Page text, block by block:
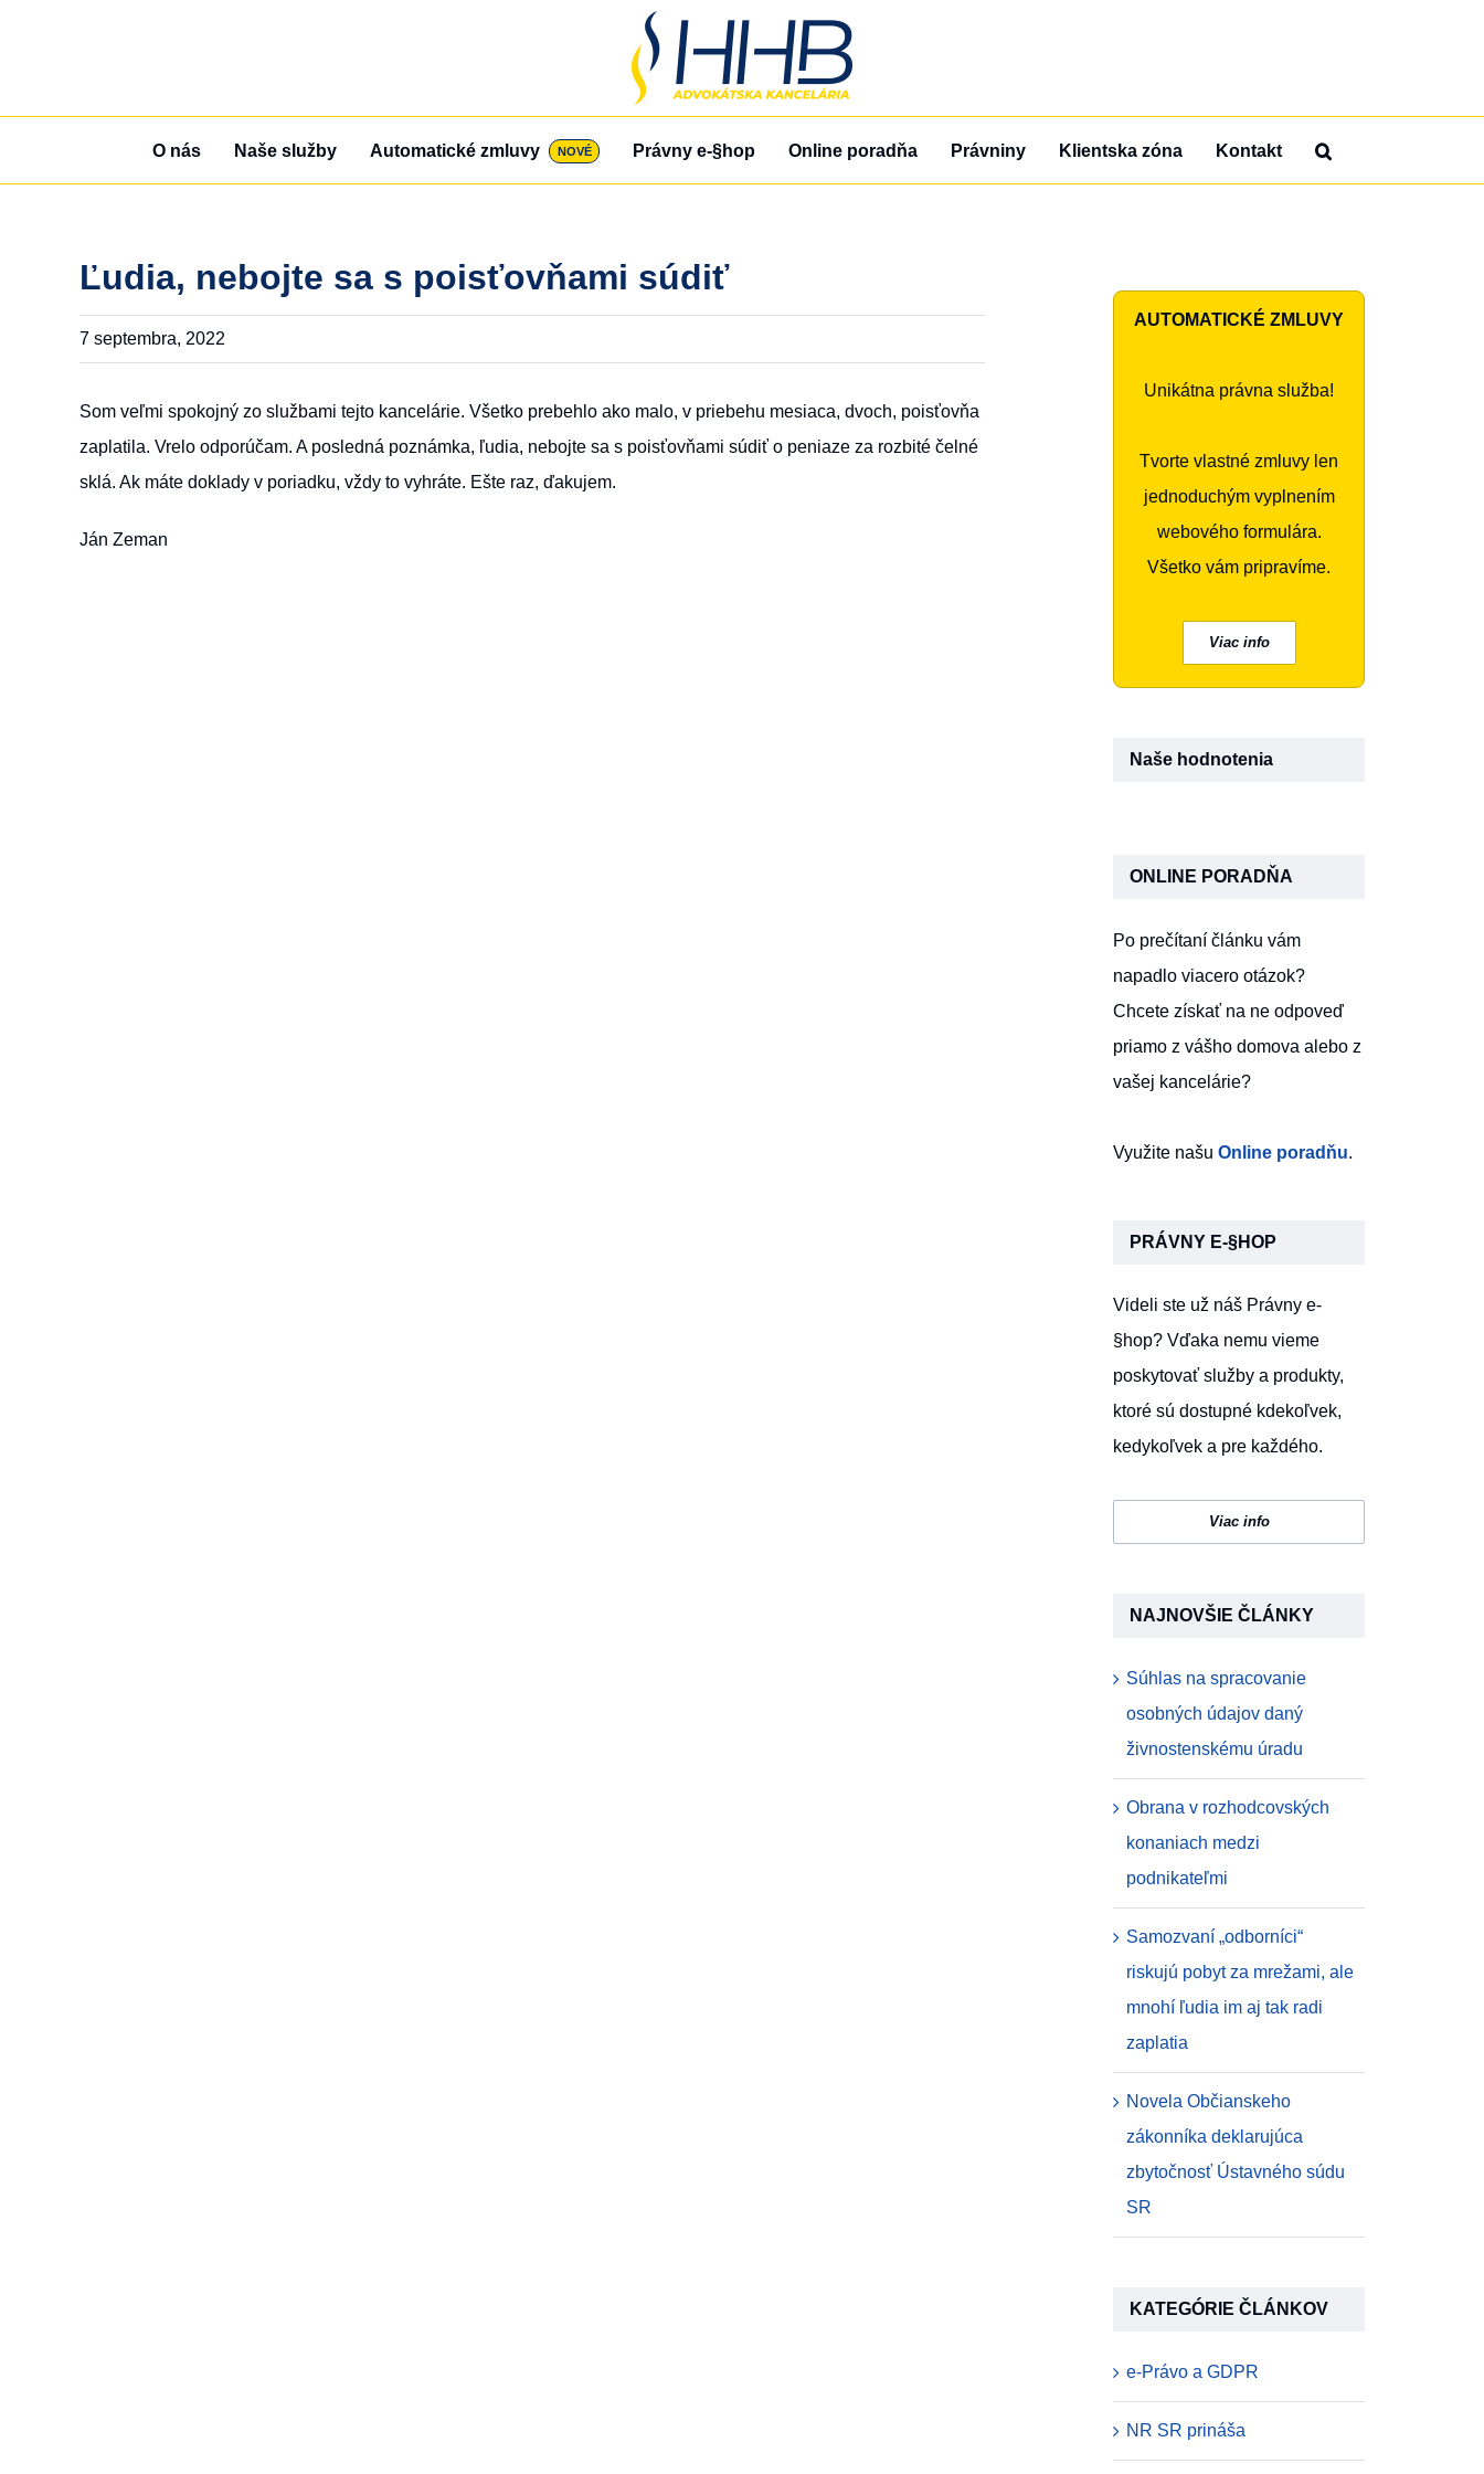
O nás Naše služby Automatické zmluvy NOVÉ Právny e-§hop Online poradňa Právniny Klientska zóna Kontakt
Ľudia, nebojte sa s poisťovňami súdiť
7 septembra, 2022
Som veľmi spokojný zo službami tejto kancelárie. Všetko prebehlo ako malo, v priebehu mesiaca, dvoch, poisťovňa
zaplatila. Vrelo odporúčam. A posledná poznámka, ľudia, nebojte sa s poisťovňami súdiť o peniaze za rozbité čelné
sklá. Ak máte doklady v poriadku, vždy to vyhráte. Ešte raz, ďakujem.
Ján Zeman
AUTOMATICKÉ ZMLUVY
Unikátna právna služba!
Tvorte vlastné zmluvy len
jednoduchým vyplnením
webového formulára.
Všetko vám pripravíme.
Viac info
Naše hodnotenia
ONLINE PORADŇA
Po prečítaní článku vám
napadlo viacero otázok?
Chcete získať na ne odpoveď
priamo z vášho domova alebo z
vašej kancelárie?
Využite našu Online poradňu.
PRÁVNY E-§HOP
Videli ste už náš Právny e-
§hop? Vďaka nemu vieme
poskytovať služby a produkty,
ktoré sú dostupné kdekoľvek,
kedykoľvek a pre každého.
Viac info
NAJNOVŠIE ČLÁNKY
Súhlas na spracovanie
osobných údajov daný
živnostenskému úradu
Obrana v rozhodcovských
konaniach medzi
podnikateľmi
Samozvaní „odborníci“
riskujú pobyt za mrežami, ale
mnohí ľudia im aj tak radi
zaplatia
Novela Občianskeho
zákonníka deklarujúca
zbytočnosť Ústavného súdu
SR
KATEGÓRIE ČLÁNKOV
e-Právo a GDPR
NR SR prináša